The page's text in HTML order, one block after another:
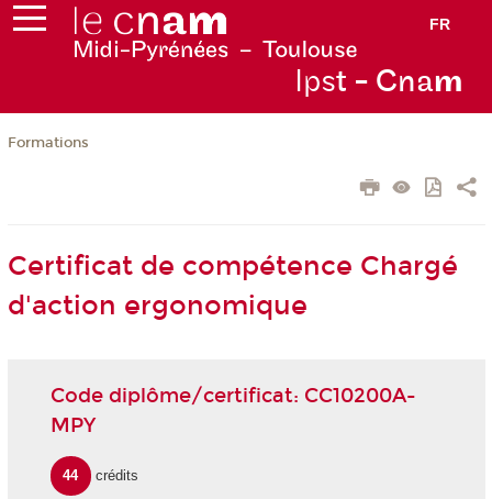
FR
Ipst - Cnam
Formations
Certificat de compétence Chargé
d'action ergonomique
Code diplôme/certificat: CC10200A-
MPY
44 crédits